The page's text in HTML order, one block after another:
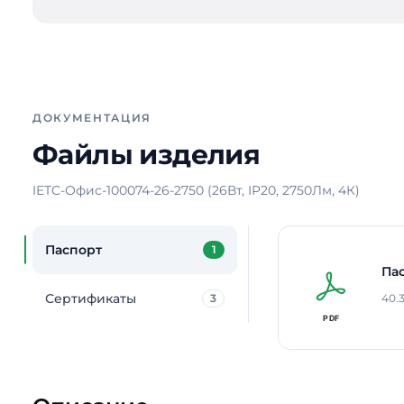
ДОКУМЕНТАЦИЯ
Файлы изделия
IETC-Офис-100074-26-2750 (26Вт, IP20, 2750Лм, 4К)
Паспорт 1
Сертификаты 3